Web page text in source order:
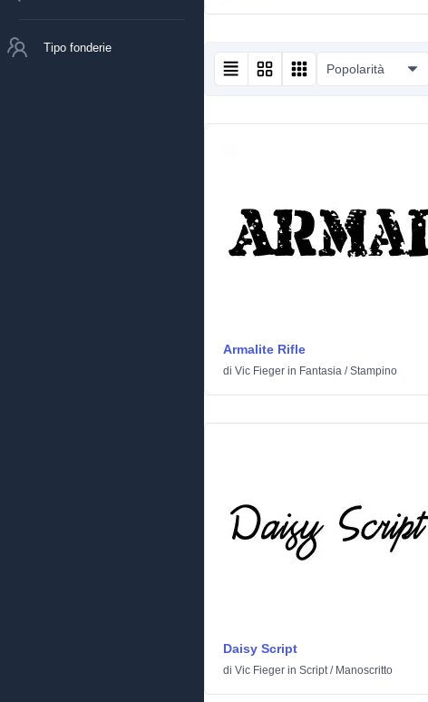
Tipo fonderie
Popolarità
Armalite Rifle
di Vic Fieger in Fantasia /Stampino
Daisy Script
di Vic Fieger in Script/ Manoscritto